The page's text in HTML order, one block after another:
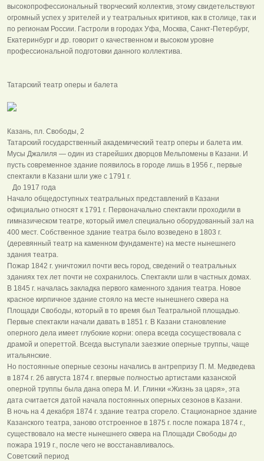
высокопрофессиональный творческий коллектив, этому свидетельствуют
огромный успех у зрителей и у театральных критиков, как в столице, так и
по регионам России. Гастроли в городах Уфа, Москва, Санкт-Петербург,
Екатеринбург и др. говорит о качественном и высоком уровне
профессиональной подготовки данного коллектива.
Татарский театр оперы и балета
Казань, пл. Свободы, 2
Татарский государственный академический театр оперы и балета им.
Мусы Джалиля — один из старейших дворцов Мельпомены в Казани. И
пусть современное здание появилось в городе лишь в 1956 г., первые
спектакли в Казани шли уже с 1791 г.
До 1917 года
Начало общедоступных театральных представлений в Казани
официально относят к 1791 г. Первоначально спектакли проходили в
гимназическом театре, который имел специально оборудованный зал на
400 мест. Собственное здание театра было возведено в 1803 г.
(деревянный театр на каменном фундаменте) на месте нынешнего
здания театра.
Пожар 1842 г. уничтожил почти весь город, сведений о театральных
зданиях тех лет почти не сохранилось. Спектакли шли в частных домах.
В 1845 г. началась закладка первого каменного здания театра. Новое
красное кирпичное здание стояло на месте нынешнего сквера на
Площади Свободы, который в то время был Театральной площадью.
Первые спектакли начали давать в 1851 г. В Казани становление
оперного дела имеет глубокие корни: опера всегда сосуществовала с
драмой и опереттой. Всегда выступали заезжие оперные труппы, чаще
итальянские.
Но постоянные оперные сезоны начались в антрепризу П. М. Медведева
в 1874 г. 26 августа 1874 г. впервые полностью артистами казанской
оперной труппы была дана опера М. И. Глинки «Жизнь за царя», эта
дата считается датой начала постоянных оперных сезонов в Казани.
В ночь на 4 декабря 1874 г. здание театра сгорело. Стационарное здание
Казанского театра, заново отстроенное в 1875 г. после пожара 1874 г.,
существовало на месте нынешнего сквера на Площади Свободы до
пожара 1919 г., после чего не восстанавливалось.
Советский период